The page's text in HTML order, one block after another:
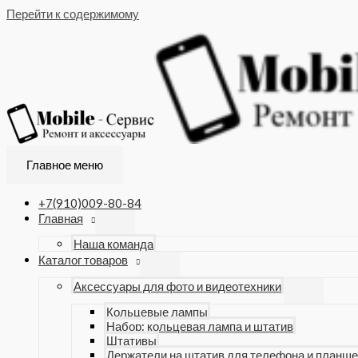
Перейти к содержимому
Главное меню
+7(910)009-80-84
Главная
Наша команда
Каталог товаров
Аксессуары для фото и видеотехники
Кольцевые лампы
Набор: кольцевая лампа и штатив
Штативы
Держатели на штатив для телефона и